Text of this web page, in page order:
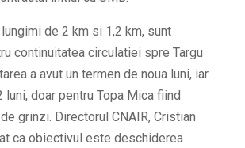
de 2 km si 1,2 km, sunt
continuitatea circulatiei spre Targu
a avut un termen de noua luni, iar
luni, doar pentru Topa Mica fiind
grinzi. Directorul CNAIR, Cristian
ca obiectivul este deschiderea